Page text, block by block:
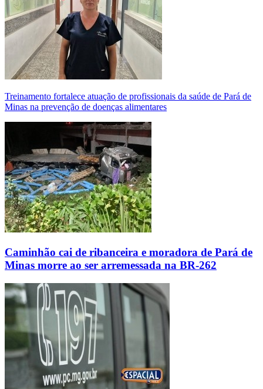
Treinamento fortalece atuação de profissionais da saúde de Pará de
Minas na prevenção de doenças alimentares
Caminhão cai de ribanceira e moradora de Pará de
Minas morre ao ser arremessada na BR-262